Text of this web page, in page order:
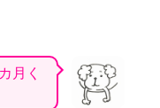
月く